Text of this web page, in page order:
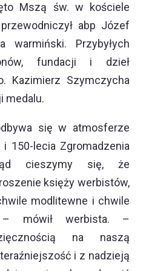
Mszą św. w kościele
abp Józef
warmiński. Przybyłych
fundacji i dzieł
Kazimierz Szymczycha
medalu.
się w atmosferze
150-lecia Zgromadzenia
cieszymy się, że
księży werbistów,
modlitewne i chwile
– mówił werbista. –
na naszą
i z nadzieją